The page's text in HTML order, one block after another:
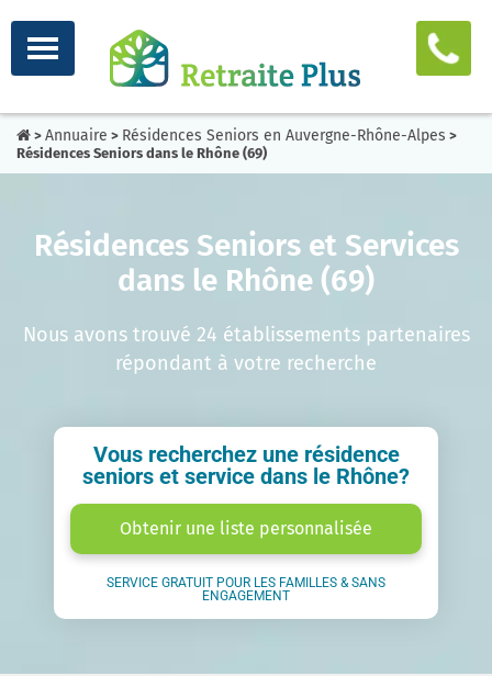
> Annuaire > Résidences Seniors en Auvergne-Rhône-Alpes >
Résidences Seniors dans le Rhône (69)
Résidences Seniors et Services
dans le Rhône (69)
Nous avons trouvé 24 établissements partenaires
répondant à votre recherche
Vous recherchez une résidence
seniors et service dans le Rhône?
Obtenir une liste personnalisée
SERVICE GRATUIT POUR LES FAMILLES & SANS
ENGAGEMENT